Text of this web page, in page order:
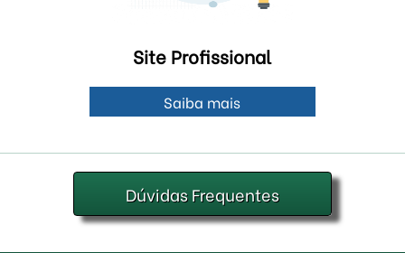
Site Profissional
Saiba mais
Dúvidas Frequentes